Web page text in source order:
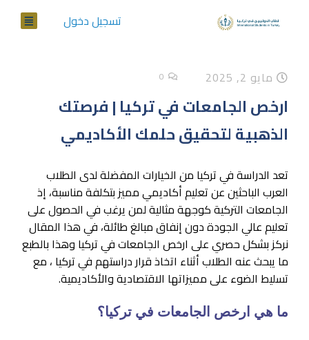
تسجيل دخول
مايو 2, 2025 0
ارخص الجامعات في تركيا | فرصتك
الذهبية لتحقيق حلمك الأكاديمي
تعد الدراسة في تركيا من الخيارات المفضلة لدى الطلاب
العرب الباحثين عن تعليم أكاديمي مميز بتكلفة مناسبة، إذ
الجامعات التركية كوجهة مثالية لمن يرغب في الحصول على
تعليم عالي الجودة دون إنفاق مبالغ طائلة، في هذا المقال
نركز بشكل حصري على ارخص الجامعات في تركيا وهذا بالطبع
ما يبحث عنه الطلاب أثناء اتخاذ قرار دراستهم في تركيا ، مع
تسليط الضوء على مميزاتها الاقتصادية والأكاديمية.
ما هي ارخص الجامعات في تركيا؟